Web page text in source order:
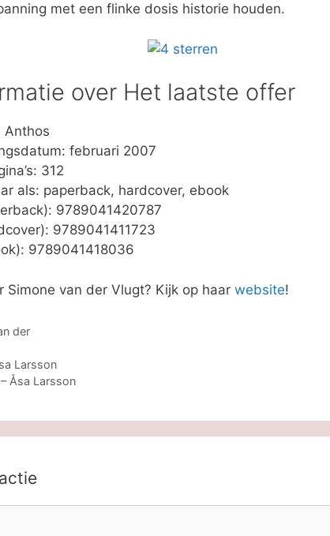
met een flinke dosis historie houden.
over Het laatste offer
Anthos
februari 2007
312
als: paperback, hardcover, ebook
9789041420787
9789041411723
9789041418036
Simone van der Vlugt? Kijk op haar website!
der
Larsson
Åsa Larsson